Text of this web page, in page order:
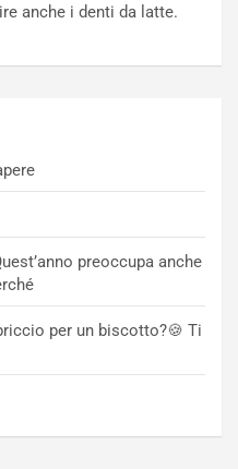
anche i denti da latte.
preoccupa anche
per un biscotto?🍪 Ti